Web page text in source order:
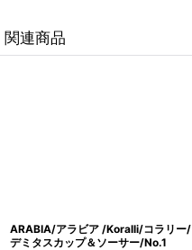
関連商品
ARABIA/アラビア /Koralli/コラリー/
デミタスカップ＆ソーサー/No.1